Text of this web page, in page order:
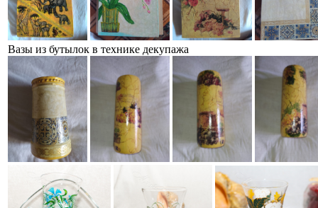
Вазы из бутылок в технике декупажа